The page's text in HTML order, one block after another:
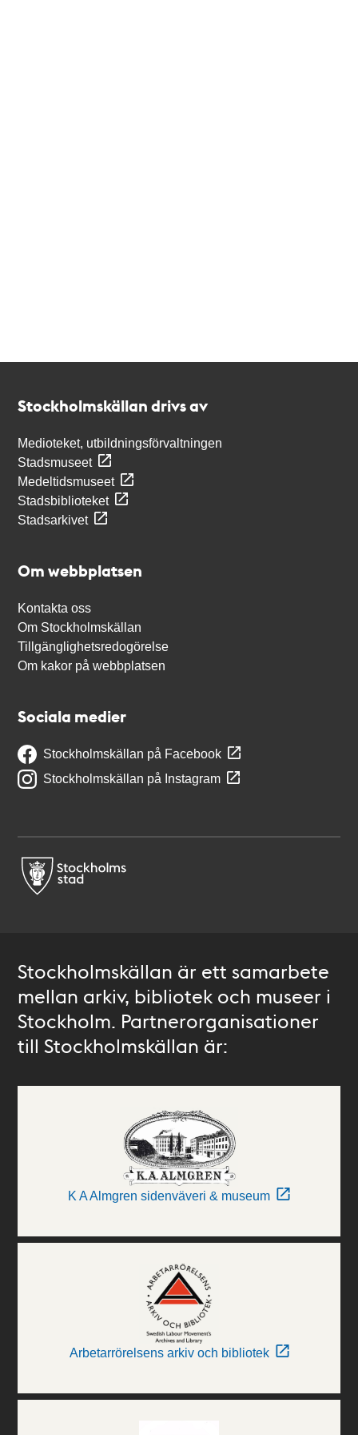
Stockholmskällan drivs av
Medioteket, utbildningsförvaltningen
Stadsmuseet
Medeltidsmuseet
Stadsbiblioteket
Stadsarkivet
Om webbplatsen
Kontakta oss
Om Stockholmskällan
Tillgänglighetsredogörelse
Om kakor på webbplatsen
Sociala medier
Stockholmskällan på Facebook
Stockholmskällan på Instagram
Stockholmskällan är ett samarbete
mellan arkiv, bibliotek och museer i
Stockholm. Partnerorganisationer
till Stockholmskällan är:
K A Almgren sidenväveri & museum
Arbetarrörelsens arkiv och bibliotek